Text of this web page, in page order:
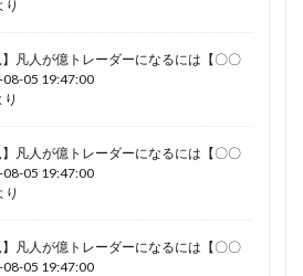
り
】凡人が億トレーダーになるには【〇〇
05 19:47:00
り
】凡人が億トレーダーになるには【〇〇
05 19:47:00
り
】凡人が億トレーダーになるには【〇〇
05 19:47:00